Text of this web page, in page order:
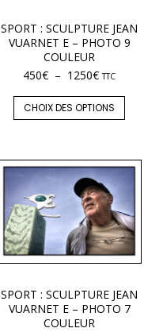
SPORT : SCULPTURE JEAN
VUARNET E – PHOTO 9
COULEUR
450€ – 1250€ TTC
CHOIX DES OPTIONS
SPORT : SCULPTURE JEAN
VUARNET E – PHOTO 7
COULEUR